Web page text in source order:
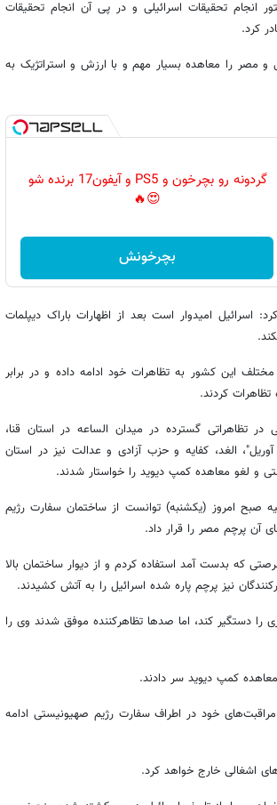
تحقیقات اسرائیلی و در پی آن انجام تحقیقات
کرد.
و مصر را معاهده بسیار مهم و با ارزش و استراتژیک به
گردونه رو بچرخون و PS5 و آیفون17 برنده شو
😍🔥
بچرخونش
اسرائیل امیدوار است بعد از اظهارات باراک دیپلمات
این کشور به تظاهرات خود ادامه داده و در برابر
کردند.
تظاهراتی گسترده در میدان الساعه در استان قنا،
المنصوره و نیز صدها تن از اعضای احزاب الوفد، گروه "6 آوریل"، الغد، کفایه و حزب آزادی و عدالت نیز در استان
و لغو معاهده کمپ دیوید را خواستار شدند.
صبح امروز (یکشنبه) توانست از ساختمان سفارت رژیم
آن پرچم مصر را قرار داد.
که بدست آمد استفاده کردم و از دیوار ساختمان بالا
نیز پرچم پاره شده اسرائیل را به آتش کشیدند.
دستگیر کند، اما صدها تظاهرکننده موفق شدند وی را
کمپ دیوید سر دادند.
خود در اطراف سفارت رژیم صهیونیستی ادامه
اشغالی خارج خواهد کرد.